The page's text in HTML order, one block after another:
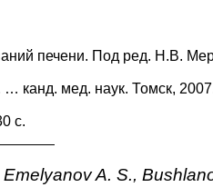
печени. Под ред. Н.В.
… канд. мед. наук. Томск,
с.
A. S.,